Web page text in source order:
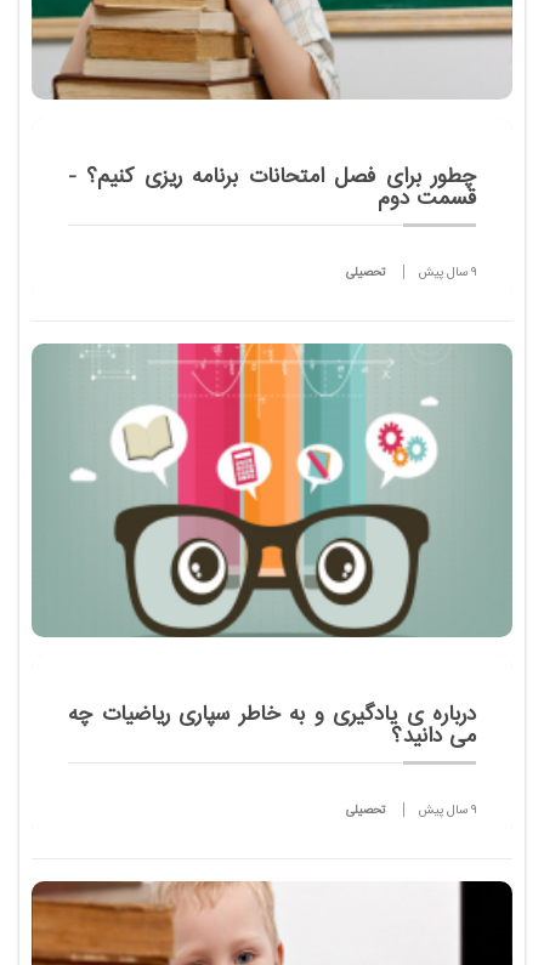
چطور براى فصل امتحانات برنامه ریزى كنیم؟ -
قسمت دوم
9 سال پیش تحصیلی
در این بخش با اصول مطالعه و یادگیری و نکات مهم
برای بهبود مطالعه آشنا خواهیم شد...
درباره ی یادگیری و به خاطر سپاری ریاضیات چه
می دانید؟
9 سال پیش تحصیلی
مطالب می شود. ما به عنوان معلم، دانش آموزان خود را
تشویق می کنیم تا فرمول هایی را حفظ کنند و آن ها با
زحمت بسیار و با تکرار سعی می کنند این فرمول...